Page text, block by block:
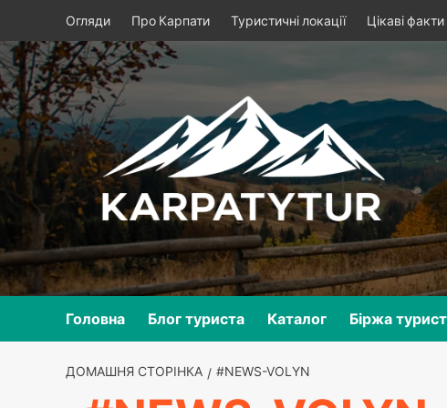
content
Огляди Про Карпати Туристичні локації Цікаві факти
Головна Блог туриста Каталог Біржа
ДОМАШНЯ СТОРІНКА #NEWS-VOLYN